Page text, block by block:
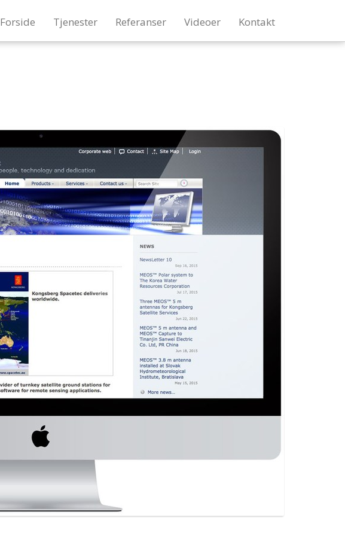
Forside Tjenester Referanser Videoer Kontakt